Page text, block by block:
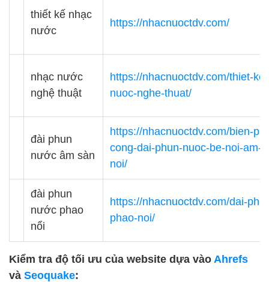
thiết kế nhạc
nước
https://nhacnuoctdv.com/
nhạc nước
nghệ thuật
https://nhacnuoctdv.com/thiet-
nuoc-nghe-thuat/
đài phun
nước âm sàn
https://nhacnuoctdv.com/bien-
cong-dai-phun-nuoc-be-noi-am-
noi/
đài phun
nước phao
nổi
https://nhacnuoctdv.com/dai-
phao-noi/
Kiểm tra độ tối ưu của website dựa vào Ahrefs
và Seoquake: